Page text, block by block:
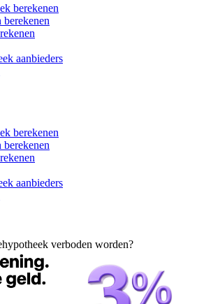
berekenen
berekenen
aanbieders
berekenen
berekenen
aanbieders
verboden worden?